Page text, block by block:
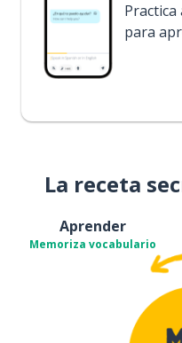
para
La receta
Aprender
Memoriza vocabulario